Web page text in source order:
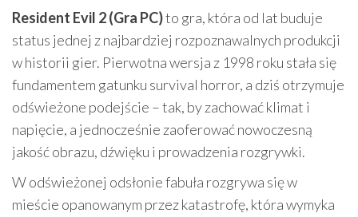
Resident Evil 2 (Gra PC)to gra, która od lat buduje
status jednej z najbardziej rozpoznawalnych produkcji
w historii gier. Pierwotna wersja z 1998 roku stała się
fundamentem gatunku survival horror, a dziś otrzymuje
odświeżone podejście – tak, by zachować klimat i
napięcie, a jednocześnie zaoferować nowoczesną
jakość obrazu, dźwięku i prowadzenia rozgrywki.
W odświeżonej odsłonie fabuła rozgrywa się w
mieście opanowanym przez katastrofę, która wymyka